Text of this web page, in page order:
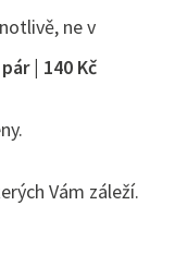
ne v
pár | 140 Kč
Vám záleží.